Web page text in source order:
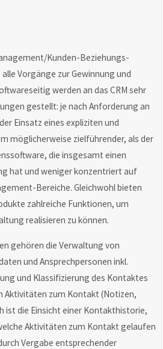
Kunden-Beziehungs-
Vorgänge zur Gewinnung und
werden an das CRM sehr
gestellt: je nach Anforderung an
Einsatz eines expliziten und
möglicherweise zielführender, als der
die insgesamt einen
hat und weniger konzentriert auf
Bereiche. Gleichwohl bieten
zahlreiche Funktionen, um
realisieren zu können.
gehören die Verwaltung von
und Ansprechpersonen inkl.
und Klassifizierung des Kontaktes
Aktivitäten zum Kontakt (Notizen,
ist die Einsicht einer Kontakthistorie,
Aktivitäten zum Kontakt gelaufen
Vergabe entsprechender